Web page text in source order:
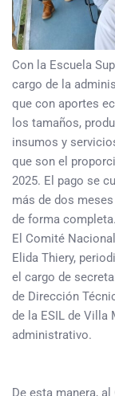
Con la Escuela
cargo de la
que con aportes
los tamaños,
insumos y
que son el
2025. El pago se
más de dos
de forma completa.
El Comité
Elida Thiery,
el cargo de
de Dirección
de la ESIL de Villa
administrativo.
De esta manera,